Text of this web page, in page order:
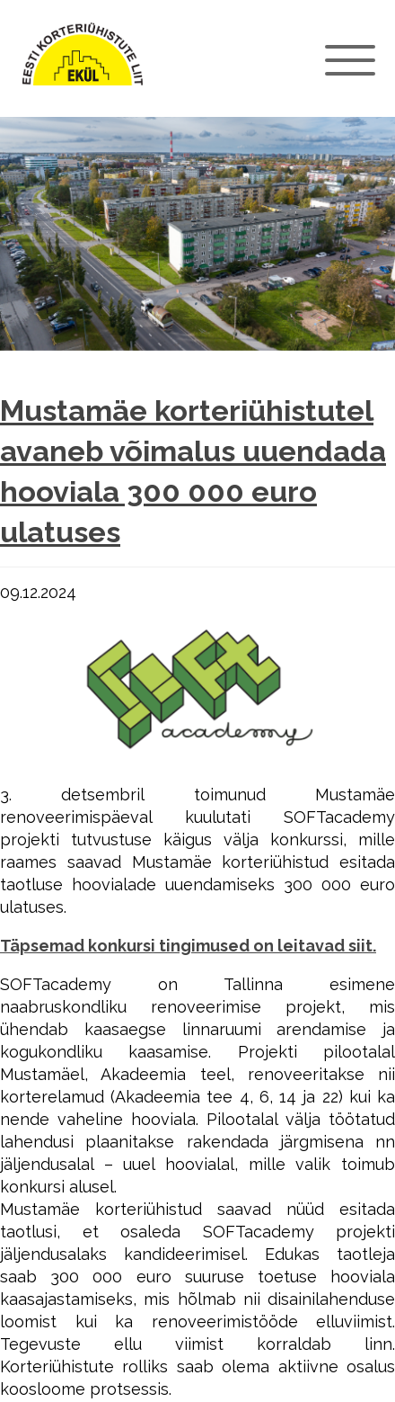
Mustamäe korteriühistutel
avaneb võimalus uuendada
hooviala 300 000 euro
ulatuses
09.12.2024
3. detsembril toimunud Mustamäe
renoveerimispäeval kuulutati SOFTacademy
projekti tutvustuse käigus välja konkurssi, mille
raames saavad Mustamäe korteriühistud esitada
taotluse hoovialade uuendamiseks 300 000 euro
ulatuses.
Täpsemad konkursi tingimused on leitavad siit.
SOFTacademy on Tallinna esimene
naabruskondliku renoveerimise projekt, mis
ühendab kaasaegse linnaruumi arendamise ja
kogukondliku kaasamise. Projekti pilootalal
Mustamäel, Akadeemia teel, renoveeritakse nii
korterelamud (Akadeemia tee 4, 6, 14 ja 22) kui ka
nende vaheline hooviala. Pilootalal välja töötatud
lahendusi plaanitakse rakendada järgmisena nn
jäljendusalal – uuel hoovialal, mille valik toimub
konkursi alusel.
Mustamäe korteriühistud saavad nüüd esitada
taotlusi, et osaleda SOFTacademy projekti
jäljendusalaks kandideerimisel. Edukas taotleja
saab 300 000 euro suuruse toetuse hooviala
kaasajastamiseks, mis hõlmab nii disainilahenduse
loomist kui ka renoveerimistööde elluviimist.
Tegevuste ellu viimist korraldab linn.
Korteriühistute rolliks saab olema aktiivne osalus
koosloome protsessis.